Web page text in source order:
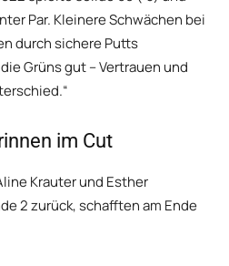
Par. Kleinere Schwächen bei
durch sichere Putts
Grüns gut – Vertrauen und
im Cut
Krauter und Esther
2 zurück, schafften am Ende